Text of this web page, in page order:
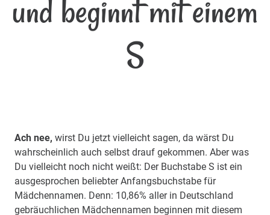
und beginnt mit einem
S
Ach nee, wirst Du jetzt vielleicht sagen, da wärst Du
wahrscheinlich auch selbst drauf gekommen. Aber was
Du vielleicht noch nicht weißt: Der Buchstabe S ist ein
ausgesprochen beliebter Anfangsbuchstabe für
Mädchennamen. Denn: 10,86% aller in Deutschland
gebräuchlichen Mädchennamen beginnen mit diesem